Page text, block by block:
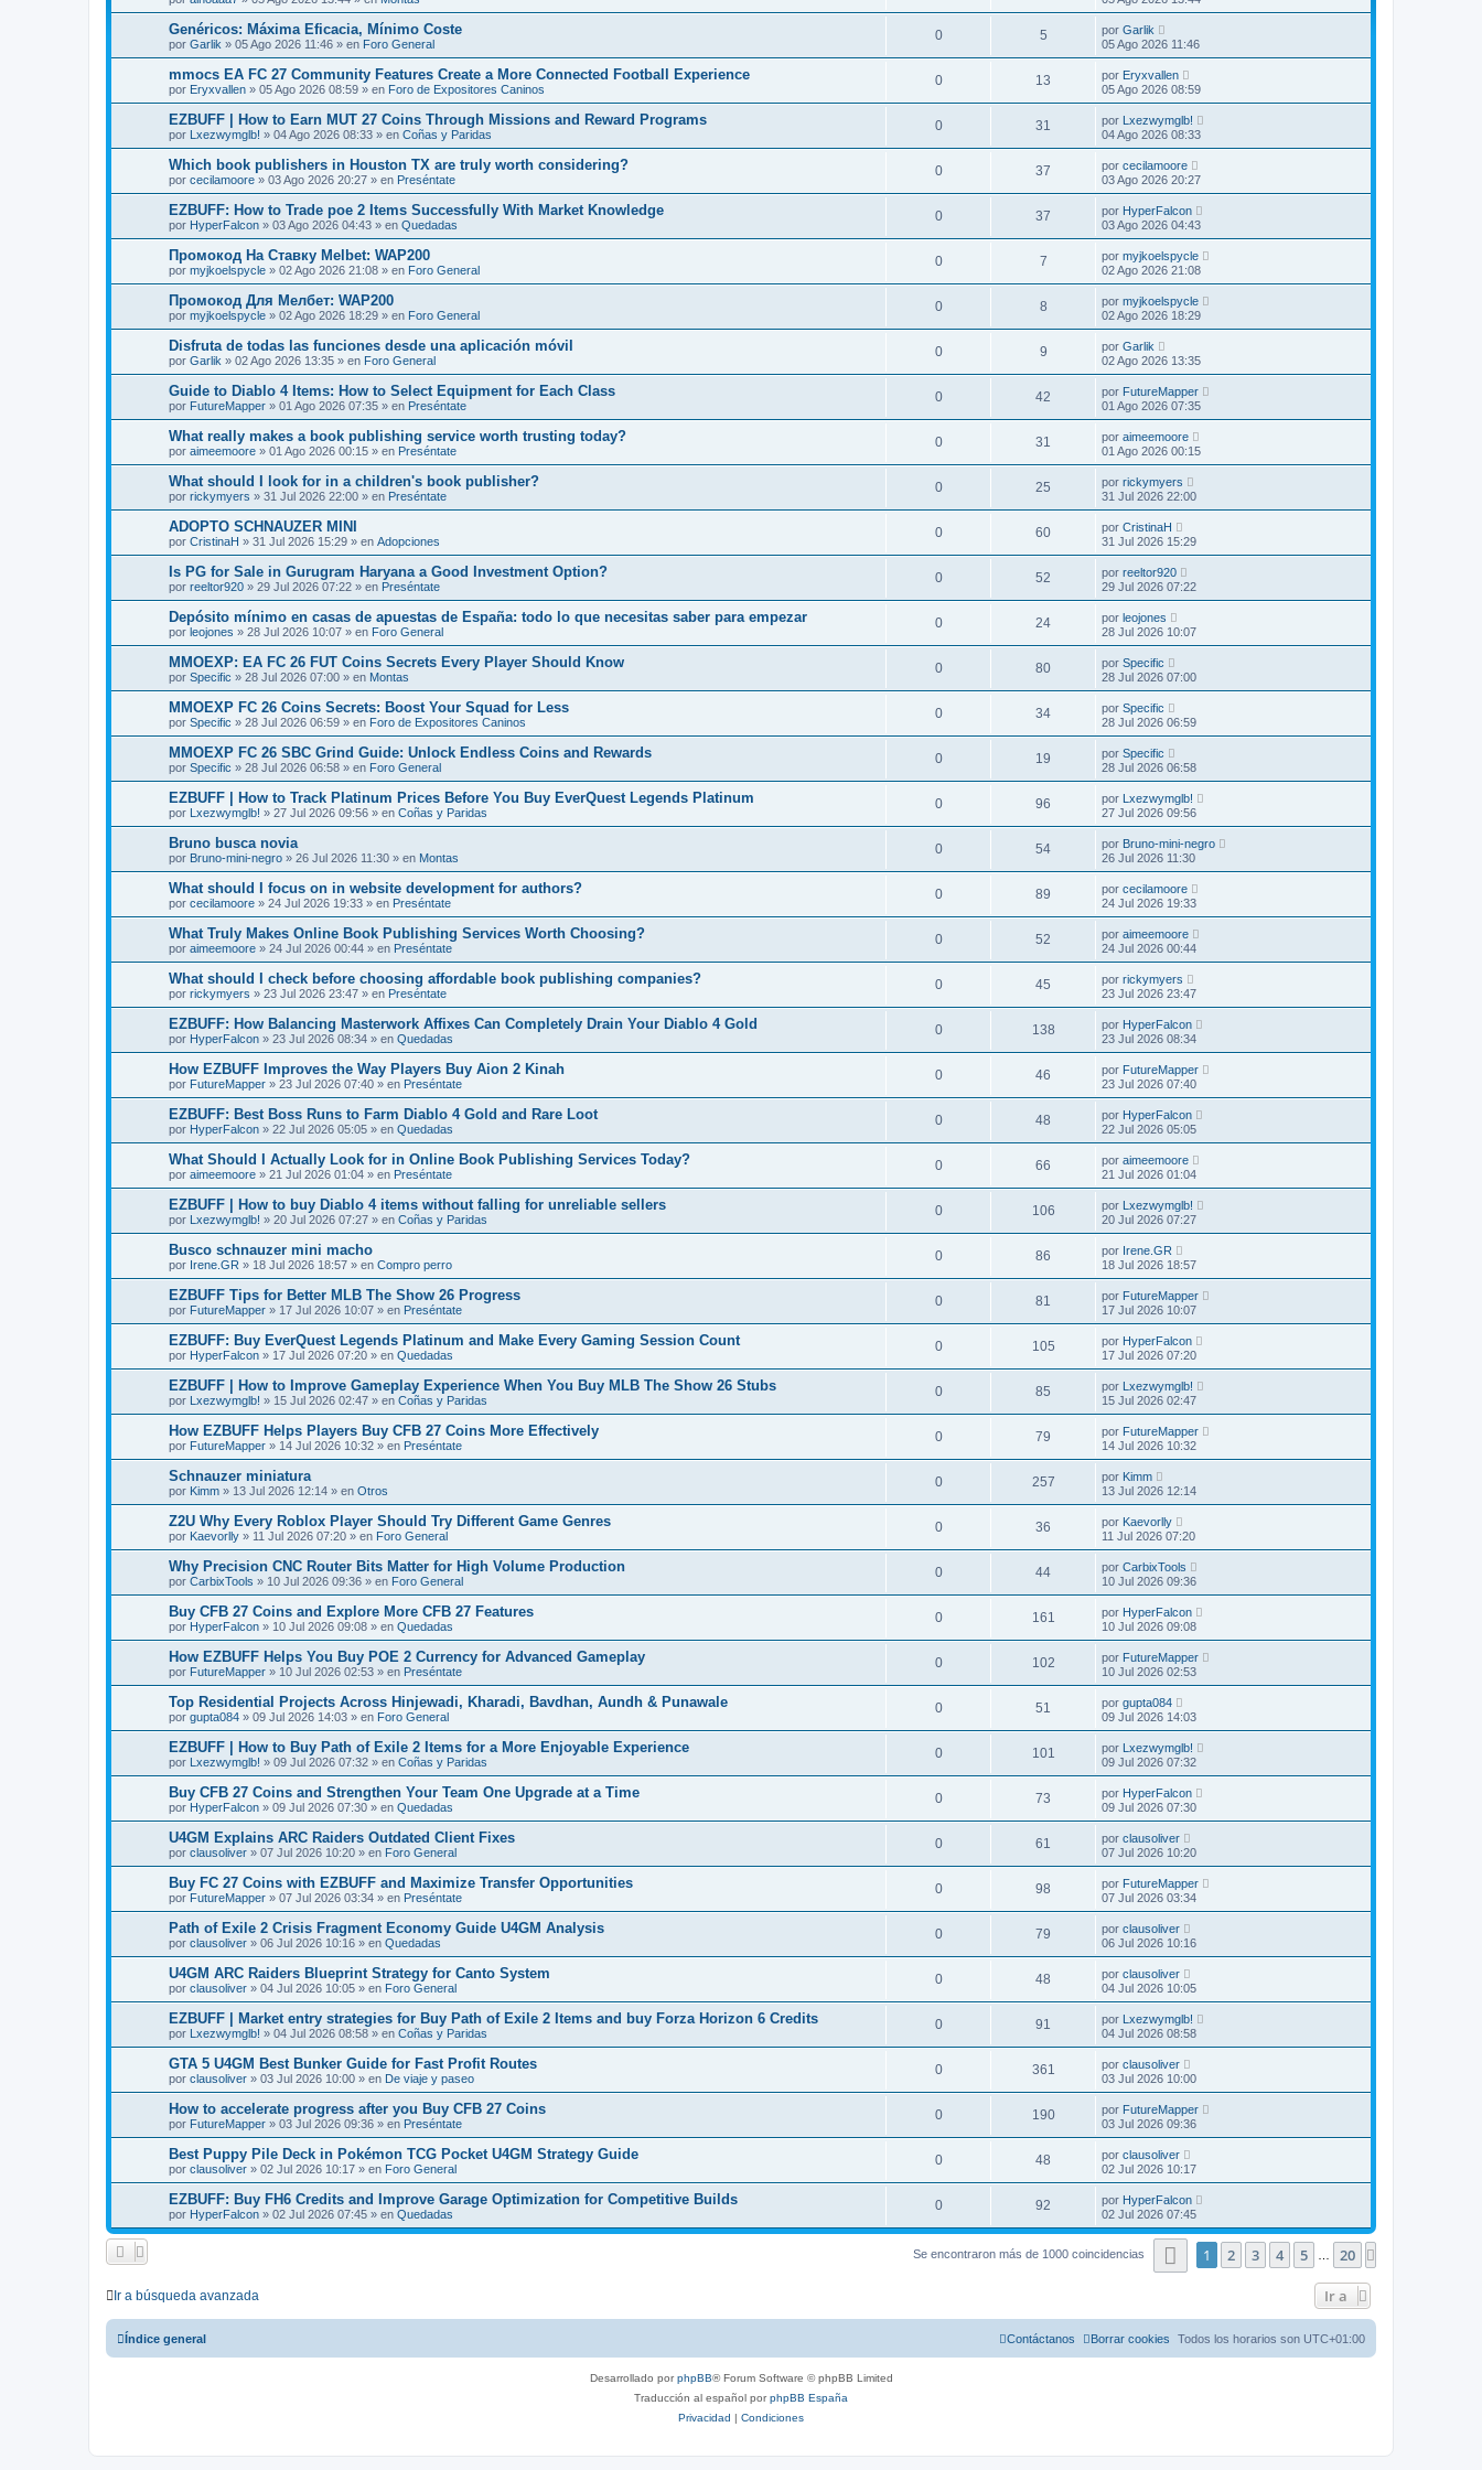
Genéricos: Máxima Eficacia, Mínimo Coste
por Garlik » 05 Ago 2026 11:46 » en Foro General
0 5 por Garlik
05 Ago 2026 11:46
mmocs EA FC 27 Community Features Create a More Connected Football Experience
por Eryxvallen » 05 Ago 2026 08:59 » en Foro de Expositores Caninos
0 13 por Eryxvallen
05 Ago 2026 08:59
EZBUFF | How to Earn MUT 27 Coins Through Missions and Reward Programs
por Lxezwymglb! » 04 Ago 2026 08:33 » en Coñas y Paridas
0 31 por Lxezwymglb!
04 Ago 2026 08:33
Which book publishers in Houston TX are truly worth considering?
por cecilamoore » 03 Ago 2026 20:27 » en Preséntate
0 37 por cecilamoore
03 Ago 2026 20:27
EZBUFF: How to Trade poe 2 Items Successfully With Market Knowledge
por HyperFalcon » 03 Ago 2026 04:43 » en Quedadas
0 37 por HyperFalcon
03 Ago 2026 04:43
Промокод На Ставку Melbet: WAP200
por myjkoelspycle » 02 Ago 2026 21:08 » en Foro General
0 7 por myjkoelspycle
02 Ago 2026 21:08
Промокод Для Мелбет: WAP200
por myjkoelspycle » 02 Ago 2026 18:29 » en Foro General
0 8 por myjkoelspycle
02 Ago 2026 18:29
Disfruta de todas las funciones desde una aplicación móvil
por Garlik » 02 Ago 2026 13:35 » en Foro General
0 9 por Garlik
02 Ago 2026 13:35
Guide to Diablo 4 Items: How to Select Equipment for Each Class
por FutureMapper » 01 Ago 2026 07:35 » en Preséntate
0 42 por FutureMapper
01 Ago 2026 07:35
What really makes a book publishing service worth trusting today?
por aimeemoore » 01 Ago 2026 00:15 » en Preséntate
0 31 por aimeemoore
01 Ago 2026 00:15
What should I look for in a children's book publisher?
por rickymyers » 31 Jul 2026 22:00 » en Preséntate
0 25 por rickymyers
31 Jul 2026 22:00
ADOPTO SCHNAUZER MINI
por CristinaH » 31 Jul 2026 15:29 » en Adopciones
0 60 por CristinaH
31 Jul 2026 15:29
Is PG for Sale in Gurugram Haryana a Good Investment Option?
por reeltor920 » 29 Jul 2026 07:22 » en Preséntate
0 52 por reeltor920
29 Jul 2026 07:22
Depósito mínimo en casas de apuestas de España: todo lo que necesitas saber para empezar
por leojones » 28 Jul 2026 10:07 » en Foro General
0 24 por leojones
28 Jul 2026 10:07
MMOEXP: EA FC 26 FUT Coins Secrets Every Player Should Know
por Specific » 28 Jul 2026 07:00 » en Montas
0 80 por Specific
28 Jul 2026 07:00
MMOEXP FC 26 Coins Secrets: Boost Your Squad for Less
por Specific » 28 Jul 2026 06:59 » en Foro de Expositores Caninos
0 34 por Specific
28 Jul 2026 06:59
MMOEXP FC 26 SBC Grind Guide: Unlock Endless Coins and Rewards
por Specific » 28 Jul 2026 06:58 » en Foro General
0 19 por Specific
28 Jul 2026 06:58
EZBUFF | How to Track Platinum Prices Before You Buy EverQuest Legends Platinum
por Lxezwymglb! » 27 Jul 2026 09:56 » en Coñas y Paridas
0 96 por Lxezwymglb!
27 Jul 2026 09:56
Bruno busca novia
por Bruno-mini-negro » 26 Jul 2026 11:30 » en Montas
0 54 por Bruno-mini-negro
26 Jul 2026 11:30
What should I focus on in website development for authors?
por cecilamoore » 24 Jul 2026 19:33 » en Preséntate
0 89 por cecilamoore
24 Jul 2026 19:33
What Truly Makes Online Book Publishing Services Worth Choosing?
por aimeemoore » 24 Jul 2026 00:44 » en Preséntate
0 52 por aimeemoore
24 Jul 2026 00:44
What should I check before choosing affordable book publishing companies?
por rickymyers » 23 Jul 2026 23:47 » en Preséntate
0 45 por rickymyers
23 Jul 2026 23:47
EZBUFF: How Balancing Masterwork Affixes Can Completely Drain Your Diablo 4 Gold
por HyperFalcon » 23 Jul 2026 08:34 » en Quedadas
0 138 por HyperFalcon
23 Jul 2026 08:34
How EZBUFF Improves the Way Players Buy Aion 2 Kinah
por FutureMapper » 23 Jul 2026 07:40 » en Preséntate
0 46 por FutureMapper
23 Jul 2026 07:40
EZBUFF: Best Boss Runs to Farm Diablo 4 Gold and Rare Loot
por HyperFalcon » 22 Jul 2026 05:05 » en Quedadas
0 48 por HyperFalcon
22 Jul 2026 05:05
What Should I Actually Look for in Online Book Publishing Services Today?
por aimeemoore » 21 Jul 2026 01:04 » en Preséntate
0 66 por aimeemoore
21 Jul 2026 01:04
EZBUFF | How to buy Diablo 4 items without falling for unreliable sellers
por Lxezwymglb! » 20 Jul 2026 07:27 » en Coñas y Paridas
0 106 por Lxezwymglb!
20 Jul 2026 07:27
Busco schnauzer mini macho
por Irene.GR » 18 Jul 2026 18:57 » en Compro perro
0 86 por Irene.GR
18 Jul 2026 18:57
EZBUFF Tips for Better MLB The Show 26 Progress
por FutureMapper » 17 Jul 2026 10:07 » en Preséntate
0 81 por FutureMapper
17 Jul 2026 10:07
EZBUFF: Buy EverQuest Legends Platinum and Make Every Gaming Session Count
por HyperFalcon » 17 Jul 2026 07:20 » en Quedadas
0 105 por HyperFalcon
17 Jul 2026 07:20
EZBUFF | How to Improve Gameplay Experience When You Buy MLB The Show 26 Stubs
por Lxezwymglb! » 15 Jul 2026 02:47 » en Coñas y Paridas
0 85 por Lxezwymglb!
15 Jul 2026 02:47
How EZBUFF Helps Players Buy CFB 27 Coins More Effectively
por FutureMapper » 14 Jul 2026 10:32 » en Preséntate
0 79 por FutureMapper
14 Jul 2026 10:32
Schnauzer miniatura
por Kimm » 13 Jul 2026 12:14 » en Otros
0 257 por Kimm
13 Jul 2026 12:14
Z2U Why Every Roblox Player Should Try Different Game Genres
por Kaevorlly » 11 Jul 2026 07:20 » en Foro General
0 36 por Kaevorlly
11 Jul 2026 07:20
Why Precision CNC Router Bits Matter for High Volume Production
por CarbixTools » 10 Jul 2026 09:36 » en Foro General
0 44 por CarbixTools
10 Jul 2026 09:36
Buy CFB 27 Coins and Explore More CFB 27 Features
por HyperFalcon » 10 Jul 2026 09:08 » en Quedadas
0 161 por HyperFalcon
10 Jul 2026 09:08
How EZBUFF Helps You Buy POE 2 Currency for Advanced Gameplay
por FutureMapper » 10 Jul 2026 02:53 » en Preséntate
0 102 por FutureMapper
10 Jul 2026 02:53
Top Residential Projects Across Hinjewadi, Kharadi, Bavdhan, Aundh & Punawale
por gupta084 » 09 Jul 2026 14:03 » en Foro General
0 51 por gupta084
09 Jul 2026 14:03
EZBUFF | How to Buy Path of Exile 2 Items for a More Enjoyable Experience
por Lxezwymglb! » 09 Jul 2026 07:32 » en Coñas y Paridas
0 101 por Lxezwymglb!
09 Jul 2026 07:32
Buy CFB 27 Coins and Strengthen Your Team One Upgrade at a Time
por HyperFalcon » 09 Jul 2026 07:30 » en Quedadas
0 73 por HyperFalcon
09 Jul 2026 07:30
U4GM Explains ARC Raiders Outdated Client Fixes
por clausoliver » 07 Jul 2026 10:20 » en Foro General
0 61 por clausoliver
07 Jul 2026 10:20
Buy FC 27 Coins with EZBUFF and Maximize Transfer Opportunities
por FutureMapper » 07 Jul 2026 03:34 » en Preséntate
0 98 por FutureMapper
07 Jul 2026 03:34
Path of Exile 2 Crisis Fragment Economy Guide U4GM Analysis
por clausoliver » 06 Jul 2026 10:16 » en Quedadas
0 79 por clausoliver
06 Jul 2026 10:16
U4GM ARC Raiders Blueprint Strategy for Canto System
por clausoliver » 04 Jul 2026 10:05 » en Foro General
0 48 por clausoliver
04 Jul 2026 10:05
EZBUFF | Market entry strategies for Buy Path of Exile 2 Items and buy Forza Horizon 6 Credits
por Lxezwymglb! » 04 Jul 2026 08:58 » en Coñas y Paridas
0 91 por Lxezwymglb!
04 Jul 2026 08:58
GTA 5 U4GM Best Bunker Guide for Fast Profit Routes
por clausoliver » 03 Jul 2026 10:00 » en De viaje y paseo
0 361 por clausoliver
03 Jul 2026 10:00
How to accelerate progress after you Buy CFB 27 Coins
por FutureMapper » 03 Jul 2026 09:36 » en Preséntate
0 190 por FutureMapper
03 Jul 2026 09:36
Best Puppy Pile Deck in Pokémon TCG Pocket U4GM Strategy Guide
por clausoliver » 02 Jul 2026 10:17 » en Foro General
0 48 por clausoliver
02 Jul 2026 10:17
EZBUFF: Buy FH6 Credits and Improve Garage Optimization for Competitive Builds
por HyperFalcon » 02 Jul 2026 07:45 » en Quedadas
0 92 por HyperFalcon
02 Jul 2026 07:45
Se encontraron más de 1000 coincidencias Página1 de 20
1 2 3 4 5 20
Ir a búsqueda avanzada Ir a
Índice general Todos los horarios son UTC+01:00
Borrar cookies
Contáctanos
Desarrollado porphpBB® Forum Software © phpBB Limited
Traducción al español porphpBB España
Privacidad | Condiciones